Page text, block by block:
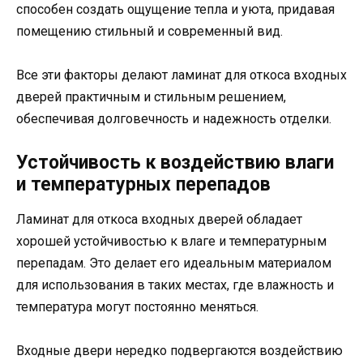
способен создать ощущение тепла и уюта, придавая
помещению стильный и современный вид.
Все эти факторы делают ламинат для откоса входных
дверей практичным и стильным решением,
обеспечивая долговечность и надежность отделки.
Устойчивость к воздействию влаги
и температурных перепадов
Ламинат для откоса входных дверей обладает
хорошей устойчивостью к влаге и температурным
перепадам. Это делает его идеальным материалом
для использования в таких местах, где влажность и
температура могут постоянно меняться.
Входные двери нередко подвергаются воздействию